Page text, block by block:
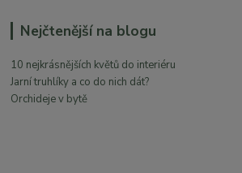
Nejčtenější na blogu
10 nejkrásnějších květů do interiéru
Jarní truhlíky a co do nich dát?
Orchideje v bytě